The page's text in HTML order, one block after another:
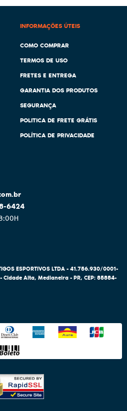
INFORMAÇÕES ÚTEIS
COMO COMPRAR
TERMOS DE USO
FRETES E ENTREGA
GARANTIA DOS PRODUTOS
SEGURANÇA
POLITICA DE FRETE GRÁTIS
POLÍTICA DE PRIVACIDADE
6424
ESPORTIVOS LTDA - 41.756.930/0001-
-Cidade Alta, Medianeira-PR, CEP: 85884-